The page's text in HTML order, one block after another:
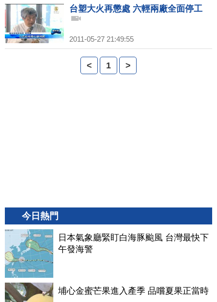
台塑大火再懲處 六輕兩廠全面停工
2011-05-27 21:49:55
< 1 >
今日熱門
日本氣象廳緊盯白海豚颱風 台灣最快下
午發海警
埔心金蜜芒果進入產季 品嚐夏果正當時